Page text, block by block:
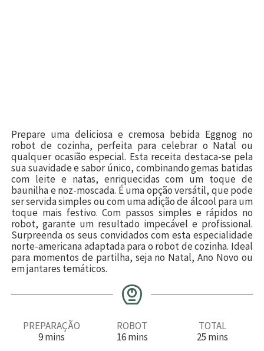
Prepare uma deliciosa e cremosa bebida Eggnog no
robot de cozinha, perfeita para celebrar o Natal ou
qualquer ocasião especial. Esta receita destaca-se pela
sua suavidade e sabor único, combinando gemas batidas
com leite e natas, enriquecidas com um toque de
baunilha e noz-moscada. É uma opção versátil, que pode
ser servida simples ou com uma adição de álcool para um
toque mais festivo. Com passos simples e rápidos no
robot, garante um resultado impecável e profissional.
Surpreenda os seus convidados com esta especialidade
norte-americana adaptada para o robot de cozinha. Ideal
para momentos de partilha, seja no Natal, Ano Novo ou
em jantares temáticos.
PREPARAÇÃO
9mmins
ROBOT
16mmins
TOTAL
25 m
mins